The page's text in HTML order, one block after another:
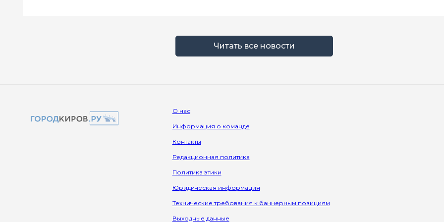
Читать все новости
О нас
Информация о команде
Контакты
Редакционная политика
Политика этики
Юридическая информация
Технические требования к баннерным позициям
Выходные данные